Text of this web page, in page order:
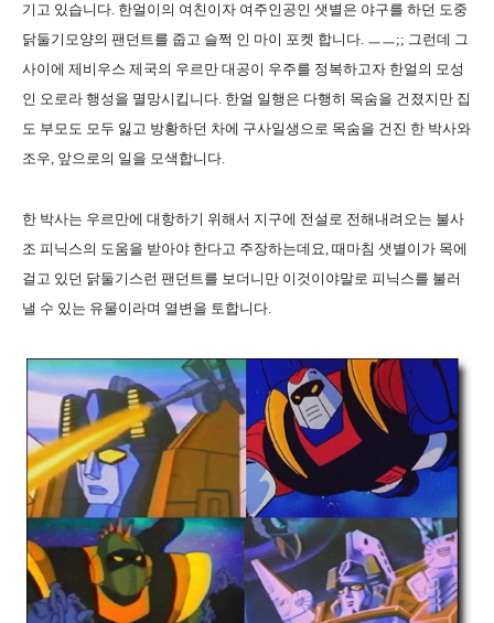
기고 있습니다. 한얼이의 여친이자 여주인공인 샛별은 야구를 하던 도중
닭둘기모양의 팬던트를 줍고 슬쩍 인 마이 포켓 합니다. ㅡㅡ;; 그런데 그
사이에 제비우스 제국의 우르만 대공이 우주를 정복하고자 한얼의 모성
인 오로라 행성을 멸망시킵니다. 한얼 일행은 다행히 목숨을 건졌지만 집
도 부모도 모두 잃고 방황하던 차에 구사일생으로 목숨을 건진 한 박사와
조우, 앞으로의 일을 모색합니다.
한 박사는 우르만에 대항하기 위해서 지구에 전설로 전해내려오는 불사
조 피닉스의 도움을 받아야 한다고 주장하는데요, 때마침 샛별이가 목에
걸고 있던 닭둘기스런 팬던트를 보더니만 이것이야말로 피닉스를 불러
낼 수 있는 유물이라며 열변을 토합니다.